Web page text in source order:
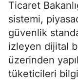
Ticaret
sistemi,
güvenlik
izleyen dijital
üzerinden
tüketicileri